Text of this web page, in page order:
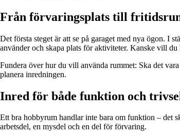
Från förvaringsplats till
Det första steget är att se på garaget med nya ögon. I
använder och skapa plats för aktiviteter. Kanske vill
Fundera över hur du vill använda rummet: Ska det
planera inredningen.
Inred för både funktion och
Ett bra hobbyrum handlar inte bara om funktion – det
arbetsdel, en mysdel och en del för förvaring.